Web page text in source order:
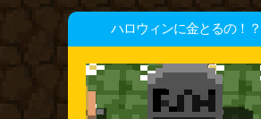
ハロウィンに金とるの！？